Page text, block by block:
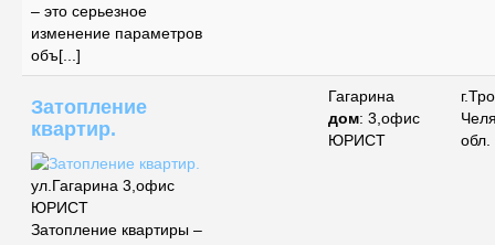
– это серьезное
изменение параметров
объ[...]
Затопление
квартир.
ул.Гагарина 3,офис
ЮРИСТ
Затопление квартиры –
Гагарина
дом: 3,офис
ЮРИСТ
обл.